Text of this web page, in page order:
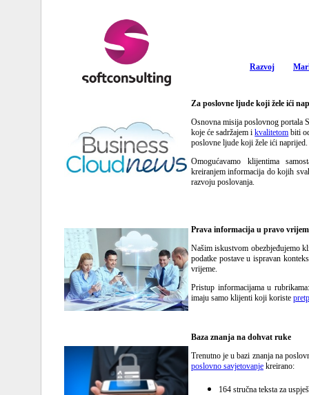
Razvoj
Za poslovne ljude koji žele ići
Osnovna misija poslovnog portala
koje će sadržajem ikvalitetom biti
poslovne ljude koji žele ići naprijed.
Omogućavamo klijentima
kreiranjem informacija do kojih
razvoju poslovanja.
Prava informacija u pravo
Našim iskustvom obezbjeđujemo
podatke postave u ispravan
vrijeme.
Pristup informacijama u
imaju samo klijenti koji koriste
Baza znanja na dohvat ruke
Trenutno je u bazi znanja na
poslovno savjetovanje kreirano:
164 stručna teksta za